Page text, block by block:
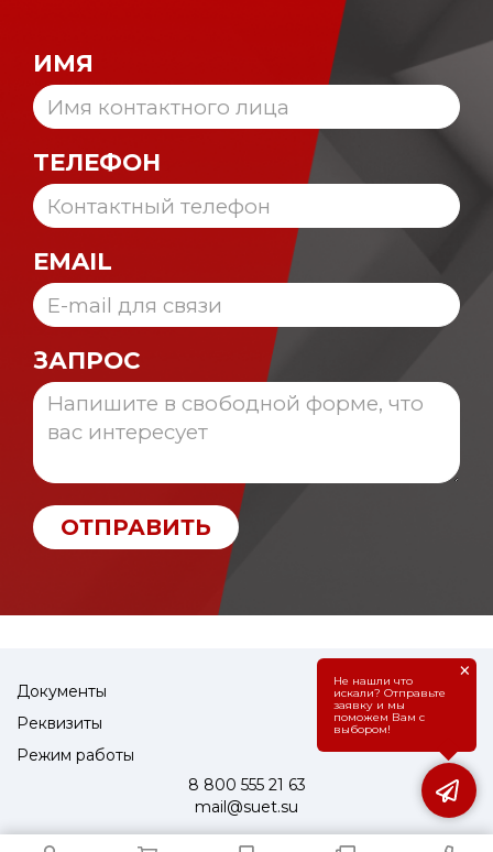
ИМЯ
ТЕЛЕФОН
EMAIL
ЗАПРОС
ОТПРАВИТЬ
Документы
Реквизиты
Режим работы
8 800 555 21 63
mail@suet.su
Не нашли что
искали? Отправьте
заявку и мы
поможем Вам с
выбором!
×